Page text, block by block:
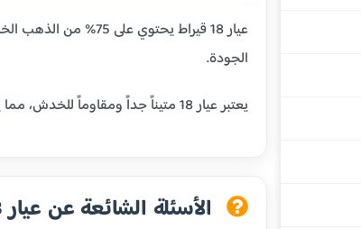
الجودة.
يعتبر عيار 18 متيناً جداً ومقاوماً للخدش، مما يجعله مثالياً للمجوهرات التي يتم ارتداؤها يومياً. كما أنه يحافظ على لون الذهب الجميل مع إضافة المتانة.
الأسئلة الشائعة عن عيار 18